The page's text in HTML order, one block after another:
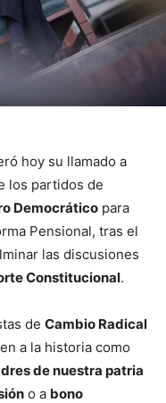
hoy su llamado a
los partidos de
Democrático para
Pensional, tras el
las discusiones
Constitucional.
de Cambio Radical
a la historia como
de nuestra patria
o a bono